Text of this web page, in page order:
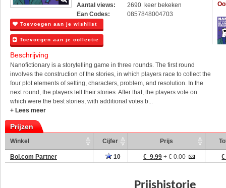
Aantal views:
2690 keer bekeken
Ean Codes:
0857848004703
Toevoegen aan je wishlist
Toevoegen aan je collectie
Beschrijving
Nanofictionary is a storytelling game in three rounds. The first round
involves the construction of the stories, in which players race to collect the
four plot elements of setting, characters, problem, and resolution. In the
next round, the players tell their stories. After that, the players vote on
which were the best stories, with additional votes b...
+ Lees meer
Prijzen
Winkel Cijfer Prijs
Bol.com Partner 10 € 9.99 + € 0.00